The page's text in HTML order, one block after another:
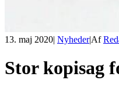
13. maj 2020| Nyheder|Af
Stor kopisag